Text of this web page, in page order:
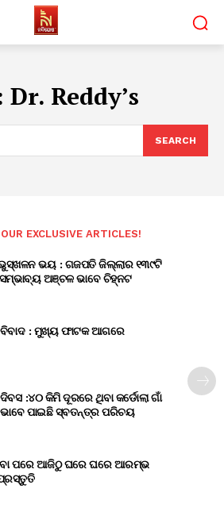
Dr. Reddy’s
SEARCH
EXCLUSIVE ARTICLES!
ଭୁସ୍ଖଳନ ଭୟ : ଗଜପତି ଜିଲ୍ଲାର ୧୩୯ଟି
ଅଞ୍ଚଳ ଭାବେ ଚିହ୍ନଟ
ବିବାଦ : ମୁଖ୍ୟ ଫାଟକ ଆଗରେ
:୪୦ କିମି ଦୂରରେ ଥିବା କର୍ଡୋଲା ଗାଁ
ଭାବେ ପାଇଛି ସ୍ବତନ୍ତ୍ର ପରିଚୟ
ପରେ ଆଜିଠୁ ଘରେ ଘରେ ଆରମ୍ଭ